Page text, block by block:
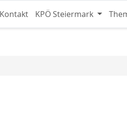
Kontakt KPÖ Steiermark